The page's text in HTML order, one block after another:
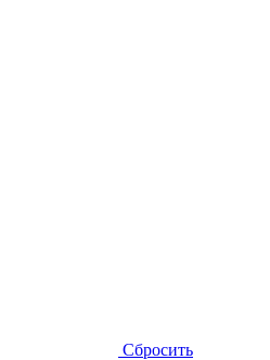
Сбросить